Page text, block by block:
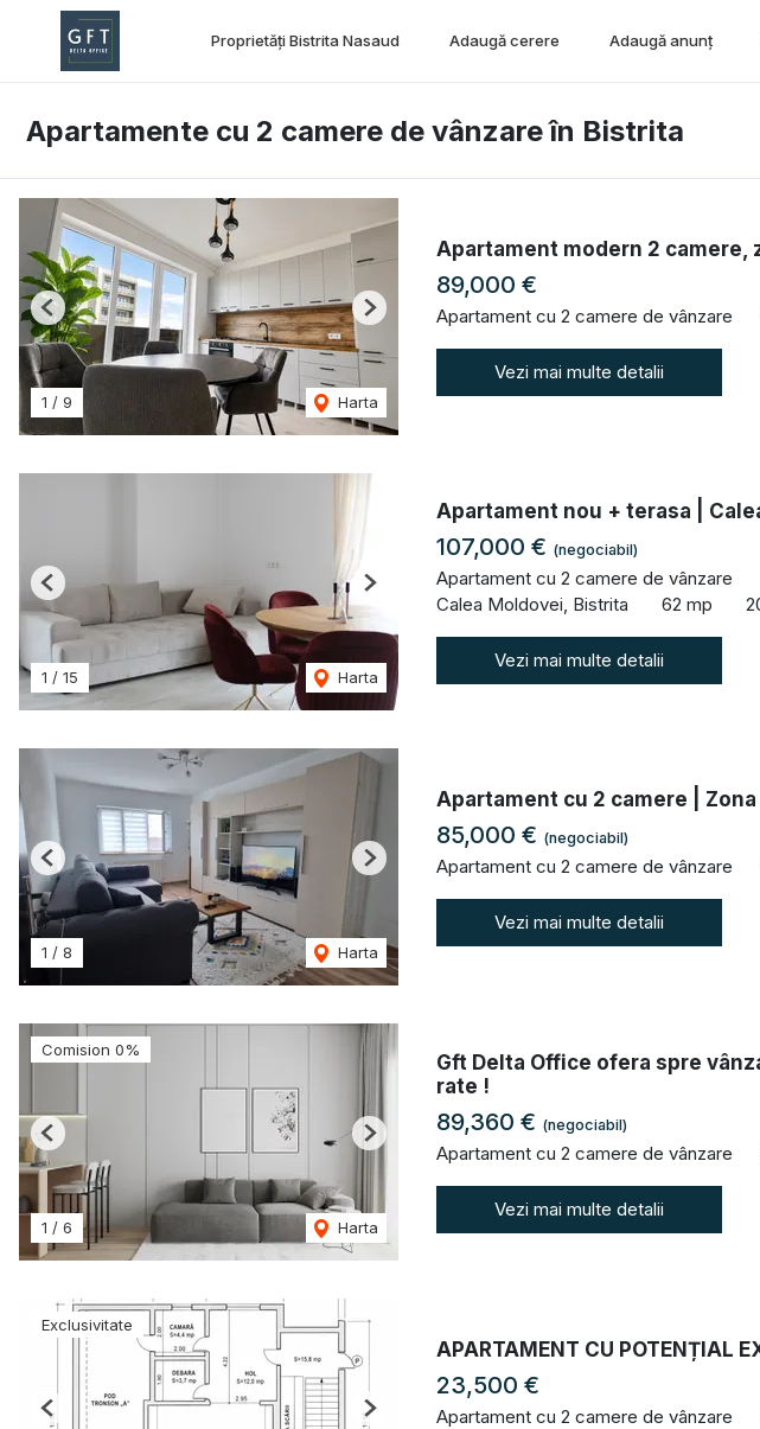
Proprietăți Bistrita Nasaud Adaugă cerere Adaugă anunț
Apartamente cu 2 camere de vânzare în Bistrita
1 / 9 Harta
Previous Next
Apartament modern 2 camere,
89,000 €
Apartament cu 2 camere de vânzare
Vezi mai multe detalii
1 / 15 Harta
Previous Next
Apartament nou + terasa |
107,000 € (negociabil)
Apartament cu 2 camere de vânzare
Calea Moldovei, Bistrita
62 mp
Vezi mai multe detalii
1 / 8 Harta
Previous Next
Apartament cu 2 camere |
85,000 € (negociabil)
Apartament cu 2 camere de vânzare
Vezi mai multe detalii
Comision 0%
1 / 6 Harta
Previous Next
Gft Delta Office ofera spre
rate !
89,360 € (negociabil)
Apartament cu 2 camere de vânzare
Vezi mai multe detalii
Exclusivitate
Previous Next
APARTAMENT CU POTENȚIAL
23,500 €
Apartament cu 2 camere de vânzare